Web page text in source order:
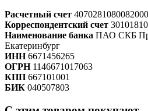
Расчетный счет
Корреспондентский счет
Наименование банка ПАО СКБ
Екатеринбург
ИНН6671456265
ОГРН1146671017063
КПП 667101001
БИК 040507803